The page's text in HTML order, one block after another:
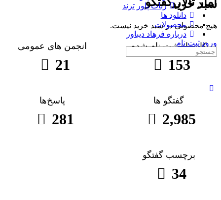
سبد خرید
هیچ محصولی در سبد خرید نیست.
ورود ثبت نام
ربات پاور ترند
دانلود ها
محصولات
درباره فرهاد دیباور
جستکاربران ثبت نام شده
153
انجمن های عمومی
21
گفتگو ها
2,985
پاسخ‌ها
281
برچسب گفتگو
34